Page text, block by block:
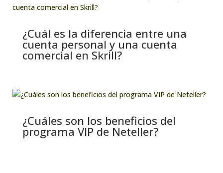
¿Cuál es la diferencia entre una
cuenta personal y una cuenta
comercial en Skrill?
¿Cuáles son los beneficios del
programa VIP de Neteller?